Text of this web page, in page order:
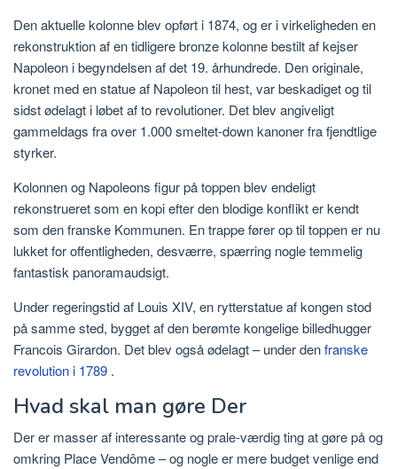
Den aktuelle kolonne blev opført i 1874, og er i virkeligheden en
rekonstruktion af en tidligere bronze kolonne bestilt af kejser
Napoleon i begyndelsen af ​​det 19. århundrede. Den originale,
kronet med en statue af Napoleon til hest, var beskadiget og til
sidst ødelagt i løbet af to revolutioner. Det blev angiveligt
gammeldags fra over 1.000 smeltet-down kanoner fra fjendtlige
styrker.
Kolonnen og Napoleons figur på toppen blev endeligt
rekonstrueret som en kopi efter den blodige konflikt er kendt
som den franske Kommunen. En trappe fører op til toppen er nu
lukket for offentligheden, desværre, spærring nogle temmelig
fantastisk panoramaudsigt.
Under regeringstid af Louis XIV, en rytterstatue af kongen stod
på samme sted, bygget af den berømte kongelige billedhugger
Francois Girardon. Det blev også ødelagt – under denfranske
revolution i 1789 .
Hvad skal man gøre Der
Der er masser af interessante og prale-værdig ting at gøre på og
omkring Place Vendôme – og nogle er mere budget venlige end